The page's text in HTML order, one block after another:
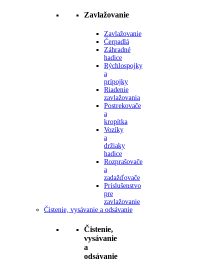
Zavlažovanie
Zavlažovanie
Čerpadlá
Záhradné
hadice
Rýchlospojky
a
prípojky
Riadenie
zavlažovania
Postrekovače
a
kropítka
Vozíky
a
držiaky
hadice
Rozprašovače
a
zadažďovače
Príslušenstvo
pre
zavlažovanie
Čistenie, vysávanie a odsávanie
Čistenie,
vysávanie
a
odsávanie